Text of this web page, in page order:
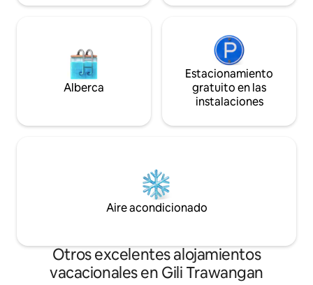
Alberca
Estacionamiento
gratuito en las
instalaciones
Aire acondicionado
Otros excelentes alojamientos
vacacionales en Gili Trawangan